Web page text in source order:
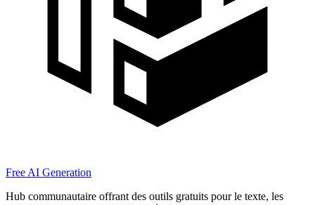
Free AI Generation
Hub communautaire offrant des outils gratuits pour le texte, les